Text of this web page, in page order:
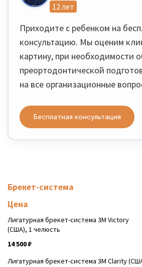
12 лет
Приходите с ребенком на
консультацию. Мы оценим
картину, при необходимости
преортодонтической
на все организационные
Бесплатная консультация
Брекет-система
Цена
Лигатурная брекет-система 3M Victory
(США), 1 челюсть
14 500 ₽
Лигатурная брекет-система 3M Clarity